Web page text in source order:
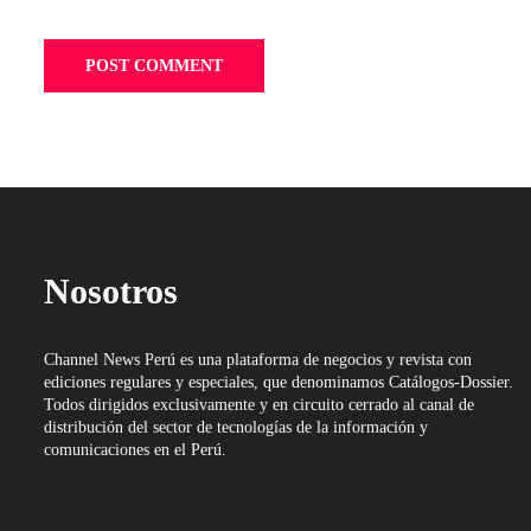
Nosotros
Channel News Perú es una plataforma de negocios y revista con
ediciones regulares y especiales, que denominamos Catálogos-Dossier.
Todos dirigidos exclusivamente y en circuito cerrado al canal de
distribución del sector de tecnologías de la información y
comunicaciones en el Perú.